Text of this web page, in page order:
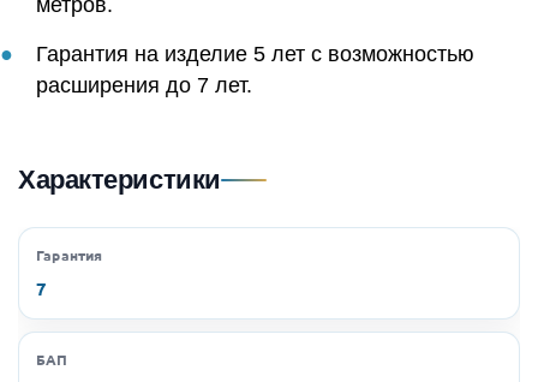
Гарантия на изделие 5 лет с возможностью
расширения до 7 лет.
Характеристики
Гарантия
7
БАП